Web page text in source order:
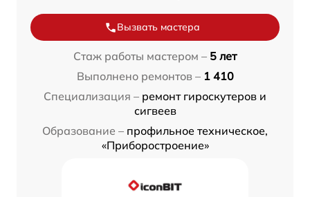
Вызвать мастера
Стаж работы мастером – 5 лет
Выполнено ремонтов – 1 410
Специализация – ремонт гироскутеров и
сигвеев
Образование – профильное техническое,
«Приборостроение»